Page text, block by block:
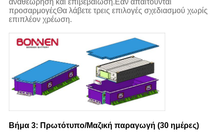
αναθεώρηση και επιβεβαίωση.Εάν απαιτούνται
προσαρμογέςΘα λάβετε τρεις επιλογές σχεδιασμού χωρίς
επιπλέον χρέωση.
Βήμα 3: Πρωτότυπο/Μαζική παραγωγή (30 ημέρες)